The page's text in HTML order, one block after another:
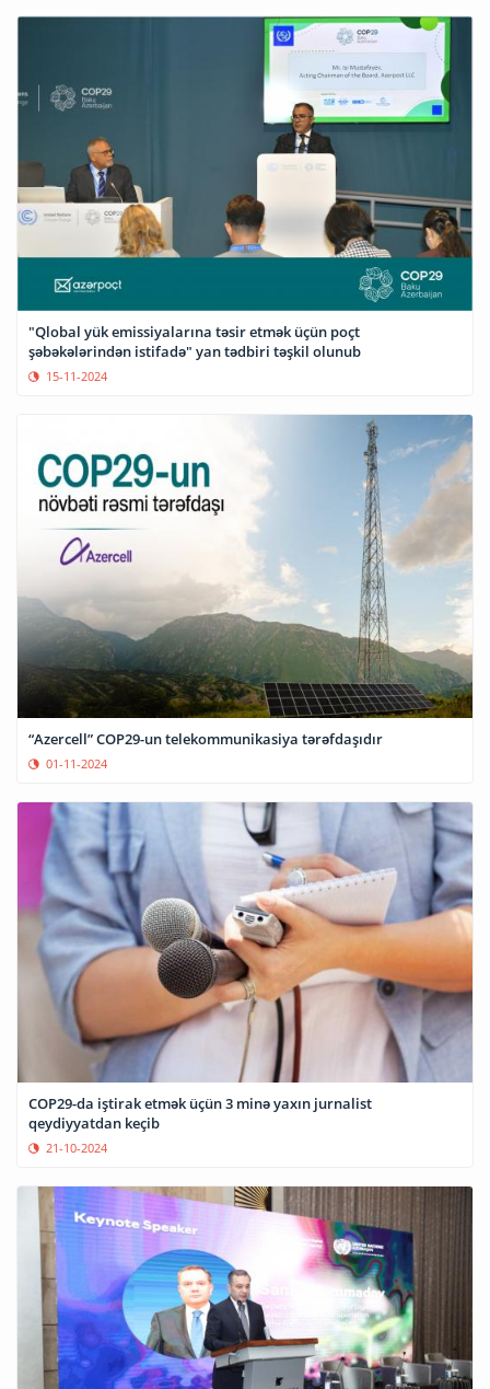
"Qlobal yük emissiyalarına təsir etmək üçün poçt
şəbəkələrindən istifadə" yan tədbiri təşkil olunub
15-11-2024
“Azercell” COP29-un telekommunikasiya tərəfdaşıdır
01-11-2024
COP29-da iştirak etmək üçün 3 minə yaxın jurnalist
qeydiyyatdan keçib
21-10-2024